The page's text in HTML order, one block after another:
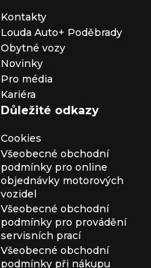
Kontakty
Louda Auto+ Poděbrady
Obytné vozy
Novinky
Pro média
Kariéra
Důležité odkazy
Cookies
Všeobecné obchodní
podmínky pro online
objednávky motorových
vozidel
Všeobecné obchodní
podmínky pro provádění
servisních prací
Všeobecné obchodní
podmínky při nákupu